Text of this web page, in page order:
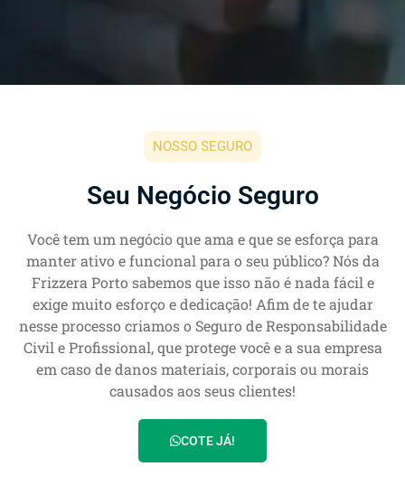
NOSSO SEGURO
Seu Negócio Seguro
Você tem um negócio que ama e que se esforça para
manter ativo e funcional para o seu público? Nós da
Frizzera Porto sabemos que isso não é nada fácil e
exige muito esforço e dedicação! Afim de te ajudar
nesse processo criamos o Seguro de Responsabilidade
Civil e Profissional, que protege você e a sua empresa
em caso de danos materiais, corporais ou morais
causados aos seus clientes!
COTE JÁ!